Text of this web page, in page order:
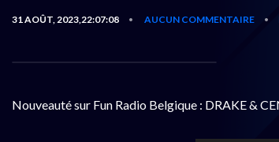
31 AOÛT, 2023,22:07:08 • AUCUN COMMENTAIRE •
Nouveauté sur Fun Radio Belgique : DRAKE &